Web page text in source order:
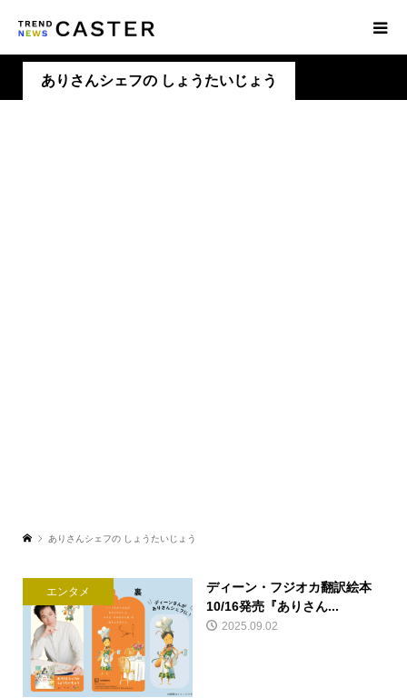
ありさんシェフの しょうたいじょう
ありさんシェフの しょうたいじょう
エンタメ
ディーン・フジオカ翻訳絵本
10/16発売『ありさん...
2025.09.02